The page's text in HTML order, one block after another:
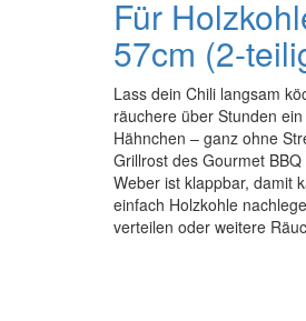
Für
57cm (2-
Lass dein Chili langsam
räuchere über Stunden
Hähnchen – ganz ohne
Grillrost des Gourmet
Weber ist klappbar, damit
einfach Holzkohle
verteilen oder weitere